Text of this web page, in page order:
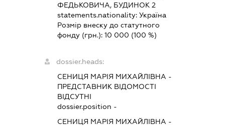
ФЕДЬКОВИЧА, БУДИНОК 2
statements.nationality:Україна
Розмір внеску до статутного
фонду (грн.):10 000 (100 %)
dossier.heads:
СЕНИЦЯ МАРІЯ МИХАЙЛІВНА -
ПРЕДСТАВНИК ВІДОМОСТІ
ВІДСУТНІ
dossier.position -
СЕНИЦЯ МАРІЯ МИХАЙЛІВНА -